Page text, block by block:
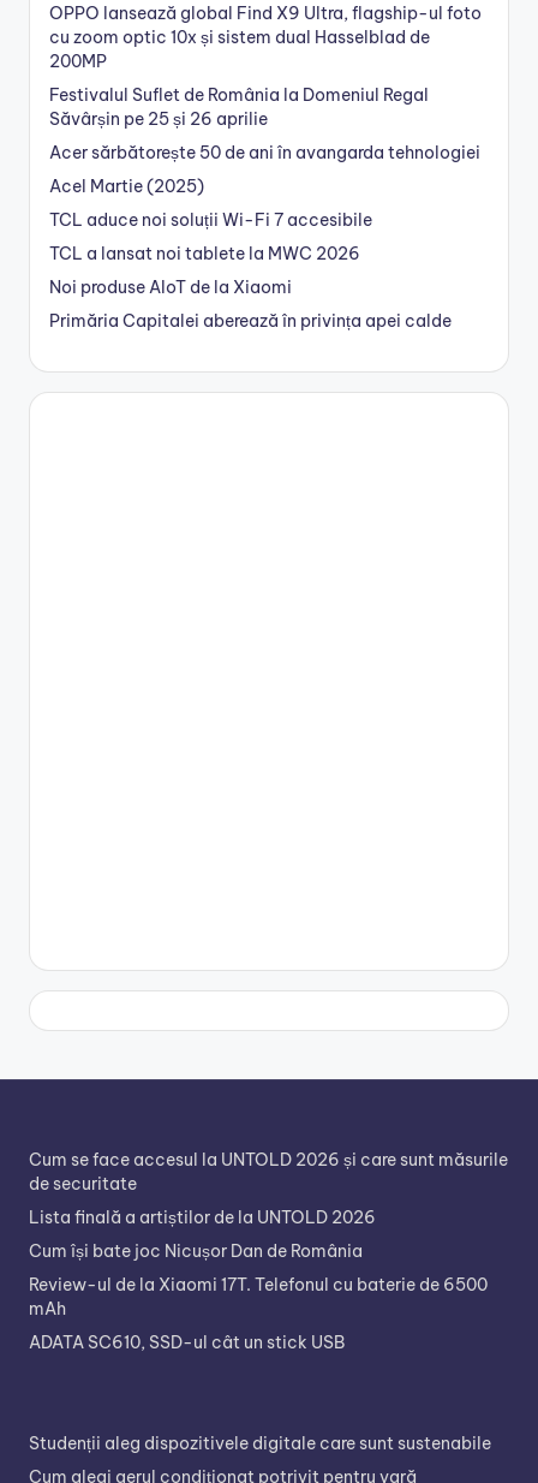
OPPO lansează global Find X9 Ultra, flagship-ul foto
cu zoom optic 10x și sistem dual Hasselblad de
200MP
Festivalul Suflet de România la Domeniul Regal
Săvârșin pe 25 și 26 aprilie
Acer sărbătorește 50 de ani în avangarda tehnologiei
Acel Martie (2025)
TCL aduce noi soluții Wi-Fi 7 accesibile
TCL a lansat noi tablete la MWC 2026
Noi produse AIoT de la Xiaomi
Primăria Capitalei aberează în privința apei calde
Cum se face accesul la UNTOLD 2026 și care sunt măsurile
de securitate
Lista finală a artiștilor de la UNTOLD 2026
Cum își bate joc Nicușor Dan de România
Review-ul de la Xiaomi 17T. Telefonul cu baterie de 6500
mAh
ADATA SC610, SSD-ul cât un stick USB
Studenții aleg dispozitivele digitale care sunt sustenabile
Cum alegi aerul condiționat potrivit pentru vară